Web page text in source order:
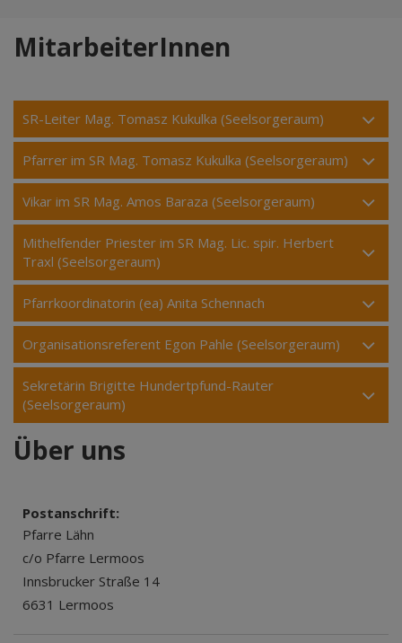
MitarbeiterInnen
SR-Leiter Mag. Tomasz Kukulka (Seelsorgeraum)
Pfarrer im SR Mag. Tomasz Kukulka (Seelsorgeraum)
Vikar im SR Mag. Amos Baraza (Seelsorgeraum)
Mithelfender Priester im SR Mag. Lic. spir. Herbert
Traxl (Seelsorgeraum)
Pfarrkoordinatorin (ea) Anita Schennach
Organisationsreferent Egon Pahle (Seelsorgeraum)
Sekretärin Brigitte Hundertpfund-Rauter
(Seelsorgeraum)
Über uns
Postanschrift:
Pfarre Lähn
c/o Pfarre Lermoos
Innsbrucker Straße 14
6631 Lermoos